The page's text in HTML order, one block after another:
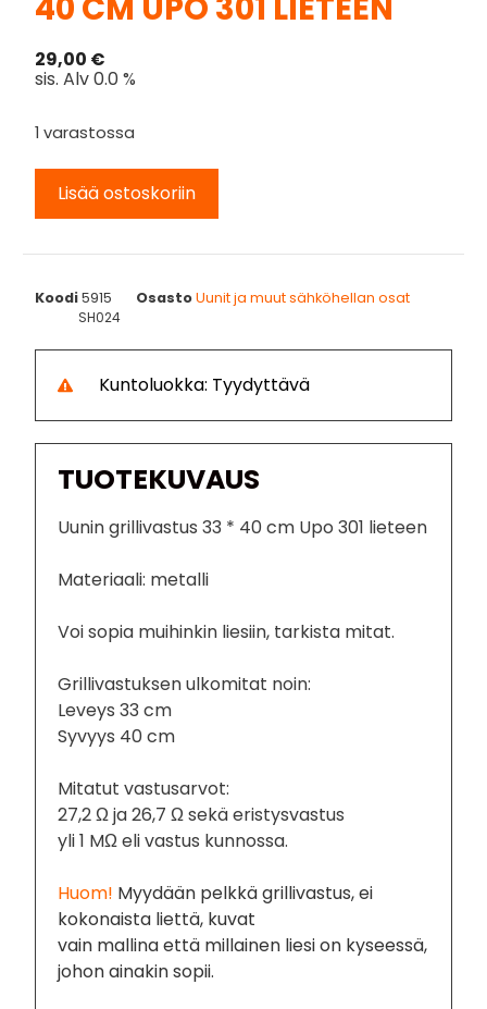
29,00 €
sis. Alv 0.0 %
1 varastossa
Lisää ostoskoriin
Koodi5915 OsastoUunit ja muut sähköhellan osat
SH024
Kuntoluokka: Tyydyttävä
TUOTEKUVAUS
Uunin grillivastus 33 * 40 cm Upo 301 lieteen
Materiaali: metalli
Voi sopia muihinkin liesiin, tarkista mitat.
Grillivastuksen ulkomitat noin:
Leveys 33 cm
Syvyys 40 cm
Mitatut vastusarvot:
27,2 Ω ja 26,7 Ω sekä eristysvastus
yli 1 MΩ eli vastus kunnossa.
Huom! Myydään pelkkä grillivastus, ei
kokonaista liettä, kuvat
vain mallina että millainen liesi on kyseessä,
johon ainakin sopii.